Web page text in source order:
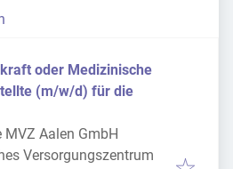
oder Medizinische
(m/w/d) für die
MVZ Aalen GmbH
Versorgungszentrum